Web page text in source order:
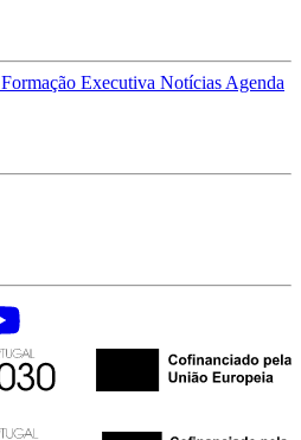
Formação Executiva Notícias Agenda